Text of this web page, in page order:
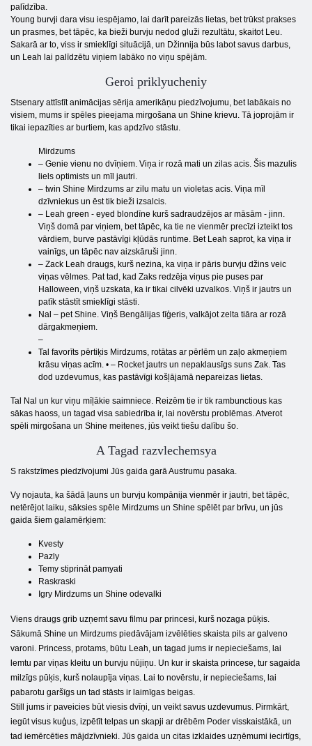
palīdzība.
Young burvji dara visu iespējamo, lai darīt pareizās lietas, bet trūkst prakses
un prasmes, bet tāpēc, ka bieži burvju nedod gluži rezultātu, skaitot Leu.
Sakarā ar to, viss ir smieklīgi situācijā, un Džinnija būs labot savus darbus,
un Leah lai palīdzētu viņiem labāko no viņu spējām.
Geroi priklyucheniy
Stsenary attīstīt animācijas sērija amerikāņu piedzīvojumu, bet labākais no
visiem, mums ir spēles pieejama mirgošana un Shine krievu. Tā joprojām ir
tikai iepazīties ar burtiem, kas apdzīvo stāstu.
Mirdzums
– Genie vienu no dvīņiem. Viņa ir rozā mati un zilas acis. Šis mazulis
liels optimists un mīl jautri.
– twin Shine Mirdzums ar zilu matu un violetas acis. Viņa mīl
dzīvniekus un ēst tik bieži izsalcis.
– Leah green - eyed blondīne kurš sadraudzējos ar māsām - jinn.
Viņš domā par viņiem, bet tāpēc, ka tie ne vienmēr precīzi izteikt tos
vārdiem, burve pastāvīgi kļūdās runtime. Bet Leah saprot, ka viņa ir
vainīgs, un tāpēc nav aizskāruši jinn.
– Zack Leah draugs, kurš nezina, ka viņa ir pāris burvju džins veic
viņas vēlmes. Pat tad, kad Zaks redzēja viņus pie puses par
Halloween, viņš uzskata, ka ir tikai cilvēki uzvalkos. Viņš ir jautrs un
patīk stāstīt smieklīgi stāsti.
Nal – pet Shine. Viņš Bengālijas tīģeris, valkājot zelta tiāra ar rozā
dārgakmeņiem.
–
Tal favorīts pērtiķis Mirdzums, rotātas ar pērlēm un zaļo akmeņiem
krāsu viņas acīm. • – Rocket jautrs un nepaklausīgs suns Zak. Tas
dod uzdevumus, kas pastāvīgi košļājamā nepareizas lietas.
Tal Nal un kur viņu mīļākie saimniece. Reizēm tie ir tik rambunctious kas
sākas haoss, un tagad visa sabiedrība ir, lai novērstu problēmas. Atverot
spēli mirgošana un Shine meitenes, jūs veikt tiešu dalību šo.
A Tagad razvlechemsya
S rakstzīmes piedzīvojumi Jūs gaida garā Austrumu pasaka.
Vy nojauta, ka šādā ļauns un burvju kompānija vienmēr ir jautri, bet tāpēc,
netērējot laiku, sāksies spēle Mirdzums un Shine spēlēt par brīvu, un jūs
gaida šiem galamērķiem:
Kvesty
Pazly
Temy stiprināt pamyati
Raskraski
Igry Mirdzums un Shine odevalki
Viens draugs grib uzņemt savu filmu par princesi, kurš nozaga pūķis.
Sākumā Shine un Mirdzums piedāvājam izvēlēties skaista pils ar galveno
varoni. Princess, protams, būtu Leah, un tagad jums ir nepieciešams, lai
lemtu par viņas kleitu un burvju nūjiņu. Un kur ir skaista princese, tur sagaida
milzīgs pūķis, kurš nolaupīja viņas. Lai to novērstu, ir nepieciešams, lai
pabarotu garšīgs un tad stāsts ir laimīgas beigas.
Still jums ir paveicies būt viesis dvīņi, un veikt savus uzdevumus. Pirmkārt,
iegūt visus kuģus, izpētīt telpas un skapji ar drēbēm Poder visskaistākā, un
tad iemērcēties mājdzīvnieki. Jūs gaida un citas izklaides uzņēmumi iecirtīgs,